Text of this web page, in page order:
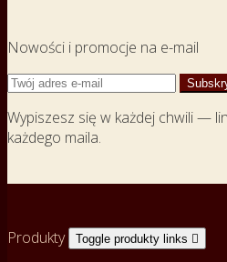
Nowości i promocje na e-mail
Wypiszesz się w każdej chwili —
każdego maila.
Produkty Toggle produkty links 